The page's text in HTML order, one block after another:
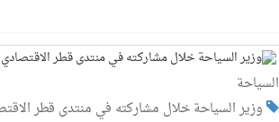
السياحة
وزير السياحة خلال مشاركته في منتدى قطر